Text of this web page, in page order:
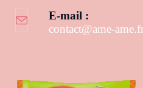
E-mail :
contact@ame-